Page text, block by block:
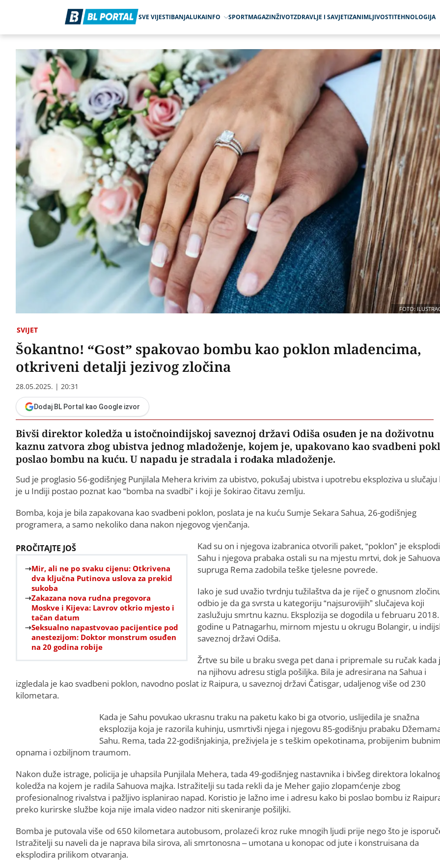
SVE VIJESTIBANJALUKAINFO SPORTMAGAZINŽIVOTZDRAVLJE I SAVJETIZANIMLJIVOSTITEHNOLOGIJA
FOTO:
SVIJET
Šokantno! “Gost” spakovao bombu kao poklon mladencima,
otkriveni detalji jezivog zločina
28.05.2025. | 20:31
Dodaj BL Portal kao Google izvor
Bivši direktor koledža u istočnoindijskoj saveznoj državi Odiša osuđen je na doživotnu
kaznu zatvora zbog ubistva jednog mladoženje, kojem je, upakovano kao svadbeni
poslao bombu na kuću. U napadu je stradala i rođaka mladoženje.
Sud je proglasio 56-godišnjeg Punjilala Mehera krivim za ubistvo, pokušaj ubistva i upotrebu eksploziva u slučaju
je u Indiji postao poznat kao “bomba na svadbi” i koji je šokirao čitavu zemlju.
Bomba, koja je bila zapakovana kao svadbeni poklon, poslata je na kuću Sumje Sekara Sahua, 26-godišnjeg
programera, a samo nekoliko dana nakon njegovog vjenčanja.
PROČITAJTE JOŠ
Mir, ali ne po svaku cijenu: Otkrivena
dva ključna Putinova uslova za prekid
sukoba
Zakazana nova rudna pregovora
Moskve i Kijeva: Lavrov otkrio mjesto i
tačan datum
Seksualno napastvovao pacijentice pod
anestezijom: Doktor monstrum osuđen
na 20 godina robije
Kad su on i njegova izabranica otvorili paket, “poklon” je
Sahu i njegova prabaka ostali su na mjestu mrtvi, dok je Sahuova
supruga Rema zadobila teške tjelesne povrede.
Iako je sud uvažio tvrdnju tužilaštva da je riječ o gnusnom
odbio je da ga svrsta u kategoriju “najsurovijih” slučajeva koji
zaslužuju smrtnu kaznu. Eksplozija se dogodila u februaru 2018.
godine u Patnagarhu, mirnom mjestu u okrugu Bolangir, u
saveznoj državi Odiša.
Žrtve su bile u braku svega pet dana i pripremale su ručak kada
na njihovu adresu stigla pošiljka. Bila je adresirana na Sahua i
izgledala je kao svadbeni poklon, navodno poslat iz Raipura, u saveznoj državi Čatisgar, udaljenog više od 230
kilometara.
Kada je Sahu povukao ukrasnu traku na paketu kako bi ga otvorio, uslijedila je snažna
eksplozija koja je razorila kuhinju, usmrtivši njega i njegovu 85-godišnju prabaku
Sahu. Rema, tada 22-godišnjakinja, preživjela je s teškim opekotinama, probijenim
opnama i ozbiljnom traumom.
Nakon duže istrage, policija je uhapsila Punjilala Mehera, tada 49-godišnjeg nastavnika i bivšeg direktora
koledža na kojem je radila Sahuova majka. Istražitelji su tada rekli da je Meher gajio zlopamćenje zbog
profesionalnog rivalstva i pažljivo isplanirao napad. Koristio je lažno ime i adresu kako bi poslao bombu iz
preko kurirske službe koja nije imala video nadzor niti skeniranje pošiljki.
Bomba je putovala više od 650 kilometara autobusom, prolazeći kroz ruke mnogih ljudi prije nego što je
Istražitelji su naveli da je naprava bila sirova, ali smrtonosna – umotana u konopac od jute i konstruisana da
eksplodira prilikom otvaranja.